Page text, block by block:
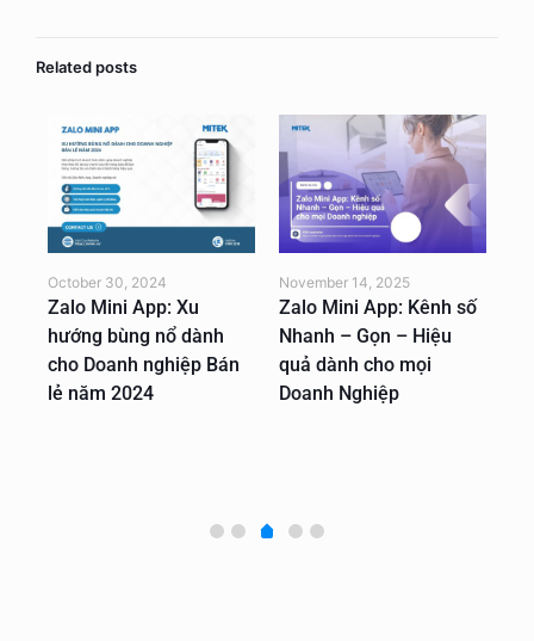
Related posts
October 30, 2024
Zalo Mini App: Xu
hướng bùng nổ dành
cho Doanh nghiệp Bán
lẻ năm 2024
November 14, 2025
Zalo Mini App: Kênh số
Nhanh – Gọn – Hiệu
quả dành cho mọi
Doanh Nghiệp